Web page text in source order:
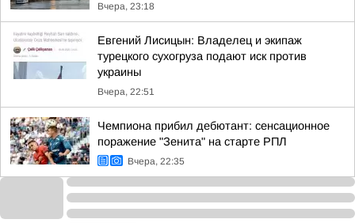
Вчера, 23:18
Евгений Лисицын: Владелец и экипаж
турецкого сухогруза подают иск против
украины
Вчера, 22:51
Чемпиона прибил дебютант: сенсационное
поражение "Зенита" на старте РПЛ
Вчера, 22:35